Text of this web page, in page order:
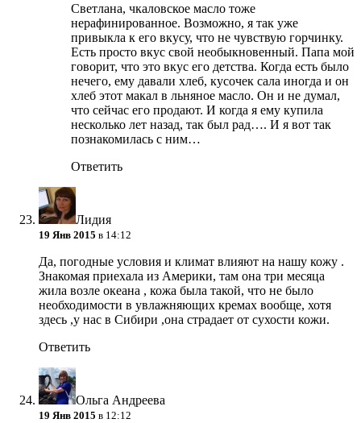
Светлана, чкаловское масло тоже
нерафинированное. Возможно, я так уже
привыкла к его вкусу, что не чувствую горчинку.
Есть просто вкус свой необыкновенный. Папа мой
говорит, что это вкус его детства. Когда есть было
нечего, ему давали хлеб, кусочек сала иногда и он
хлеб этот макал в льняное масло. Он и не думал,
что сейчас его продают. И когда я ему купила
несколько лет назад, так был рад…. И я вот так
познакомилась с ним…
Ответить
Лидия
19 Янв 2015 в 14:12
Да, погодные условия и климат влияют на нашу кожу .
Знакомая приехала из Америки, там она три месяца
жила возле океана , кожа была такой, что не было
необходимости в увлажняющих кремах вообще, хотя
здесь ,у нас в Сибири ,она страдает от сухости кожи.
Ответить
Ольга Андреева
19 Янв 2015 в 12:12